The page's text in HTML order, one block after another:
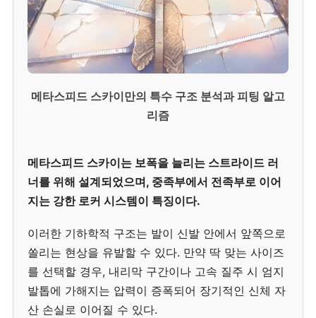
메타스피드 스카이만의 특수 구조 분석과 피팅 알고
리즘
메타스피드 스카이는 보폭을 늘리는 스트라이드 러
너를 위해 설계되었으며, 중족부에서 전족부로 이어
지는 강한 로커 시스템이 특징이다.
이러한 기하학적 구조는 발이 신발 안에서 앞쪽으로
쏠리는 현상을 유발할 수 있다. 만약 딱 맞는 사이즈
를 선택할 경우, 내리막 구간이나 고속 질주 시 엄지
발톱에 가해지는 압력이 증폭되어 장기적인 신체 자
산 손실로 이어질 수 있다.